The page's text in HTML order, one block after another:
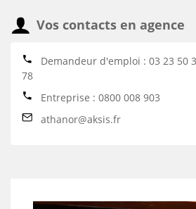
Vos contacts en agence
Demandeur d'emploi : 03 23 50
78
Entreprise : 0800 008 903
athanor@aksis.fr